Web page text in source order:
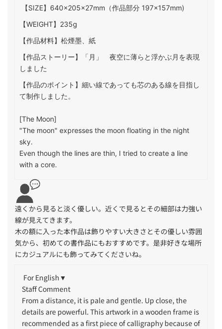
【SIZE】 640×205×27mm（作品部分 197×157mm)
【WEIGHT】 235g
【作品材料】 松煙墨、紙
【作品ストーリー】
「月」 夜空に薄らと浮かぶ月を表現
しました
【作品のポイント】 細い線であっても芯のある線を目指し
て制作しました。
[The Moon]
"The moon" expresses the moon floating in the night
sky.
Even though the lines are thin, I tried to create a line
with a core.
遠くから見ると淡く優しい。近くで見るとその細部は力強い
線が見えてきます。
木の額に入った本作品は飾りやすい大きさとその優しい雰囲
気から、初めての書作品にもおすすめです。是非好きな場所
にカジュアルにも飾ってみてくださいね。
For English▼
Staff Comment
From a distance, it is pale and gentle. Up close, the
details are powerful. This artwork in a wooden frame is
recommended as a first piece of calligraphy because of